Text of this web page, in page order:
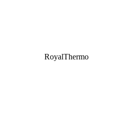
RoyalThermo